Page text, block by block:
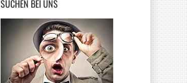
SUCHEN BEI UNS